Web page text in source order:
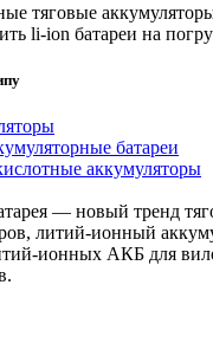
тяговые
li-ion батареи на
батареи
аккумуляторы
— новый тренд
литий-ионный
ионных АКБ для